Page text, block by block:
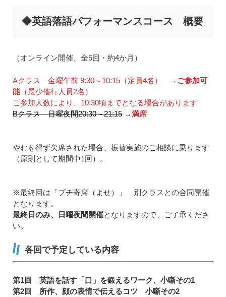
◆英語落語パフォーマンスコース 概要
（オンライン開催、全5回・約4か月）
Aクラス 金曜午前 9:30～10:15（定員4名）
→ご参加可
能（最少催行人員2名）
ご参加人数により、10:30頃までとなる場合があります
Bクラス 日曜夜間20:30～21:15→満席
やむを得ず欠席された場合、振替実施のご相談に乗ります
（原則として期間中1回）。
※最終回は「プチ寄席（よせ）」 別クラスとの合同開催
となります。
最終日のみ、日曜夜間開催となりますので、ご了承くださ
い。
各回で予定している内容
第1回 英語を話す「口」を鍛えるワーク、小噺その1
第2回 所作、顔の表情で伝えるコツ 小噺その2